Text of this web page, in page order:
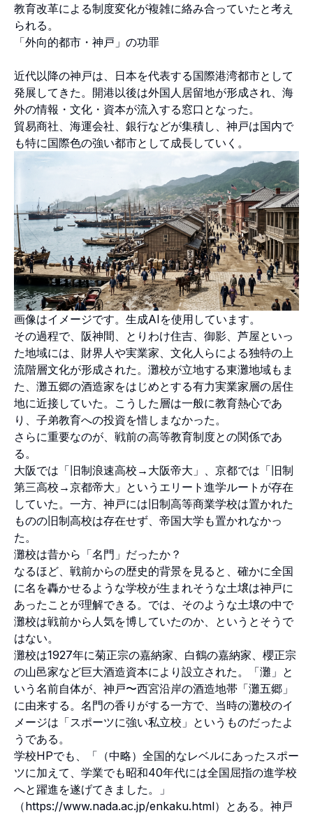
教育改革による制度変化が複雑に絡み合っていたと考え
られる。
「外向的都市・神戸」の功罪
近代以降の神戸は、日本を代表する国際港湾都市として
発展してきた。開港以後は外国人居留地が形成され、海
外の情報・文化・資本が流入する窓口となった。
貿易商社、海運会社、銀行などが集積し、神戸は国内で
も特に国際色の強い都市として成長していく。
画像はイメージです。生成AIを使用しています。
その過程で、阪神間、とりわけ住吉、御影、芦屋といっ
た地域には、財界人や実業家、文化人らによる独特の上
流階層文化が形成された。灘校が立地する東灘地域もま
た、灘五郷の酒造家をはじめとする有力実業家層の居住
地に近接していた。こうした層は一般に教育熱心であ
り、子弟教育への投資を惜しまなかった。
さらに重要なのが、戦前の高等教育制度との関係であ
る。
大阪では「旧制浪速高校→大阪帝大」、京都では「旧制
第三高校→京都帝大」というエリート進学ルートが存在
していた。一方、神戸には旧制高等商業学校は置かれた
ものの旧制高校は存在せず、帝国大学も置かれなかっ
た。
灘校は昔から「名門」だったか？
なるほど、戦前からの歴史的背景を見ると、確かに全国
に名を轟かせるような学校が生まれそうな土壌は神戸に
あったことが理解できる。では、そのような土壌の中で
灘校は戦前から人気を博していたのか、というとそうで
はない。
灘校は1927年に菊正宗の嘉納家、白鶴の嘉納家、櫻正宗
の山邑家など巨大酒造資本により設立された。「灘」と
いう名前自体が、神戸〜西宮沿岸の酒造地帯「灘五郷」
に由来する。名門の香りがする一方で、当時の灘校のイ
メージは「スポーツに強い私立校」というものだったよ
うである。
学校HPでも、「（中略）全国的なレベルにあったスポー
ツに加えて、学業でも昭和40年代には全国屈指の進学校
へと躍進を遂げてきました。」
（https://www.nada.ac.jp/enkaku.html）とある。神戸